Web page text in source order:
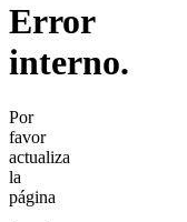
Error
interno.
Por
favor
actualiza
la
página